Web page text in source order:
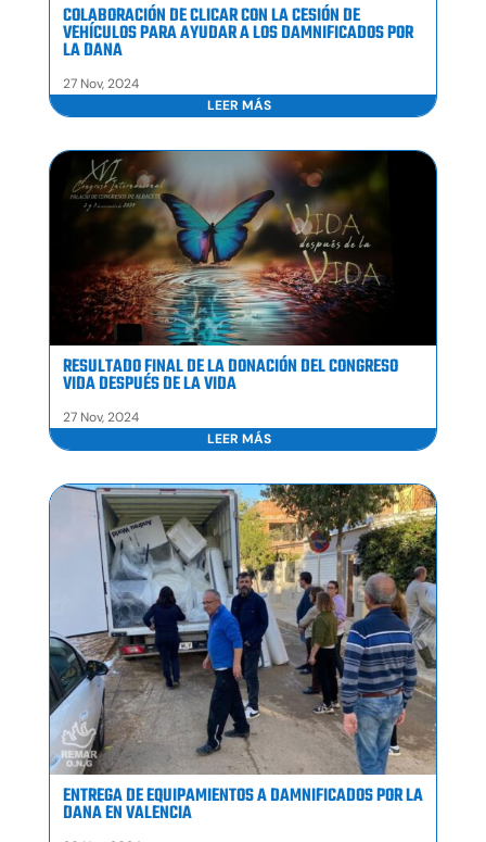
COLABORACIÓN DE CLICAR CON LA CESIÓN DE
VEHÍCULOS PARA AYUDAR A LOS DAMNIFICADOS POR
LA DANA
27 Nov, 2024
LEER MÁS
RESULTADO FINAL DE LA DONACIÓN DEL CONGRESO
VIDA DESPUÉS DE LA VIDA
27 Nov, 2024
LEER MÁS
ENTREGA DE EQUIPAMIENTOS A DAMNIFICADOS POR LA
DANA EN VALENCIA